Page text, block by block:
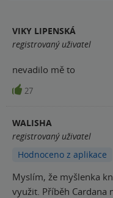
VIKY LIPENSKÁ
registrovaný uživatel
nevadilo mě to
27
WALISHA
registrovaný uživatel
Hodnoceno z aplikace
Myslím, že myšlenka
využit. Příběh